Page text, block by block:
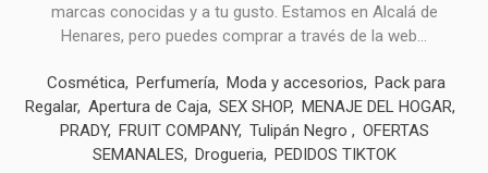
marcas conocidas y a tu gusto. Estamos en Alcalá de
Henares, pero puedes comprar a través de la web...
Cosmética Perfumería Moda y accesorios
Pack para
Regalar Apertura de Caja SEX SHOP
MENAJE DEL HOGAR
PRADY
FRUIT COMPANY Tulipán Negro
OFERTAS
SEMANALES
Drogueria PEDIDOS TIKTOK